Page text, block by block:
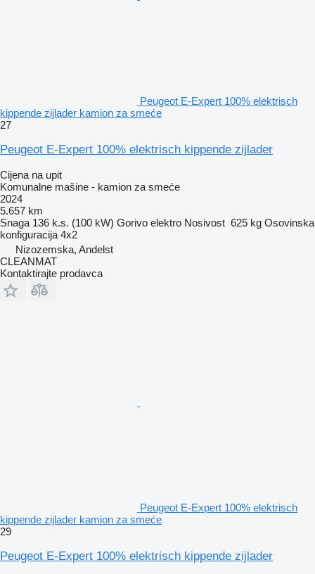
Peugeot E-Expert 100% elektrisch
kippende zijlader kamion za smeće
27
Peugeot E-Expert 100% elektrisch kippende zijlader
Cijena na upit
Komunalne mašine - kamion za smeće
2024
5.657 km
Snaga 136 k.s. (100 kW) Gorivo elektro Nosivost 625 kg Osovinska
konfiguracija 4x2
Nizozemska, Andelst
CLEANMAT
Kontaktirajte prodavca
Peugeot E-Expert 100% elektrisch
kippende zijlader kamion za smeće
29
Peugeot E-Expert 100% elektrisch kippende zijlader